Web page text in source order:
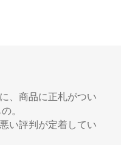
、商品に正札がつい
。
い評判が定着してい